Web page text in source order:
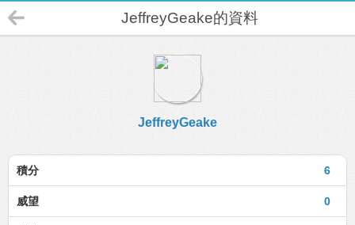
JeffreyGeake的資料
JeffreyGeake
6
積分
0
威望